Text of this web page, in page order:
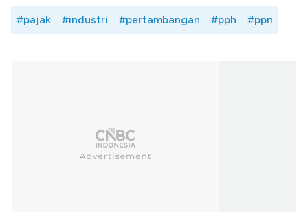
#pajak #industri #pertambangan #pph #ppn